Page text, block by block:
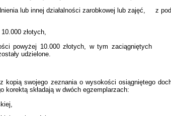
lub innej działalności zarobkowej lub zajęć, z
złotych,
powyżej 10.000 złotych, w tym zaciągniętych
udzielone.
kopią swojego zeznania o wysokości osiągniętego
korektą składają w dwóch egzemplarzach: